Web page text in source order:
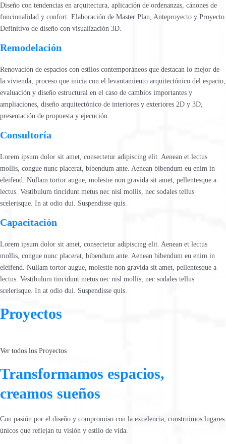
Diseño con tendencias en arquitectura, aplicación de ordenanzas, cánones de
funcionalidad y confort. Elaboración de Master Plan, Anteproyecto y Proyecto
Definitivo de diseño con visualización 3D.
Remodelación
Renovación de espacios con estilos contemporáneos que destacan lo mejor de
la vivienda, proceso que inicia con el levantamiento arquitectónico del espacio,
evaluación y diseño estructural en el caso de cambios importantes y
ampliaciones, diseño arquitectónico de interiores y exteriores 2D y 3D,
presentación de propuesta y ejecución.
Consultoría
Lorem ipsum dolor sit amet, consectetur adipiscing elit. Aenean et lectus
mollis, congue nunc placerat, bibendum ante. Aenean bibendum eu enim in
eleifend. Nullam tortor augue, molestie non gravida sit amet, pellentesque a
lectus. Vestibulum tincidunt metus nec nisl mollis, nec sodales tellus
scelerisque. In at odio dui. Suspendisse quis.
Capacitación
Lorem ipsum dolor sit amet, consectetur adipiscing elit. Aenean et lectus
mollis, congue nunc placerat, bibendum ante. Aenean bibendum eu enim in
eleifend. Nullam tortor augue, molestie non gravida sit amet, pellentesque a
lectus. Vestibulum tincidunt metus nec nisl mollis, nec sodales tellus
scelerisque. In at odio dui. Suspendisse quis.
Proyectos
Ver todos los Proyectos
Transformamos espacios,
creamos sueños
Con pasión por el diseño y compromiso con la excelencia, construimos lugares
únicos que reflejan tu visión y estilo de vida.